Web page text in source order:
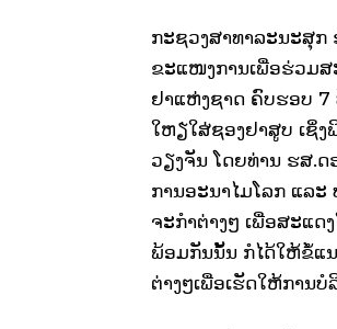
ກະຊວງສາທາລະນະສຸກ
ຂະແໜງການເພື່ອຮ່ວມສ
ຢາແຫ່ງຊາດ ຄົບຮອບ 7
ໃຫຽ່ໃສ່ຊອງຢາສູບ ເຊິ່ງ
ວຽງຈັນ ໂດຍທ່ານ ຮສ.
ການອະນາໄມໂລກ ແລ
ຈະກໍາຕ່າງໆ ເພື່ອສະແດ
ພ້ອມກັນນັ້ນ ກໍໄດ້ໃຫ້ຂໍ້ແ
ຕ່າງໆເພື່ອເຮັດໃຫ້ການ